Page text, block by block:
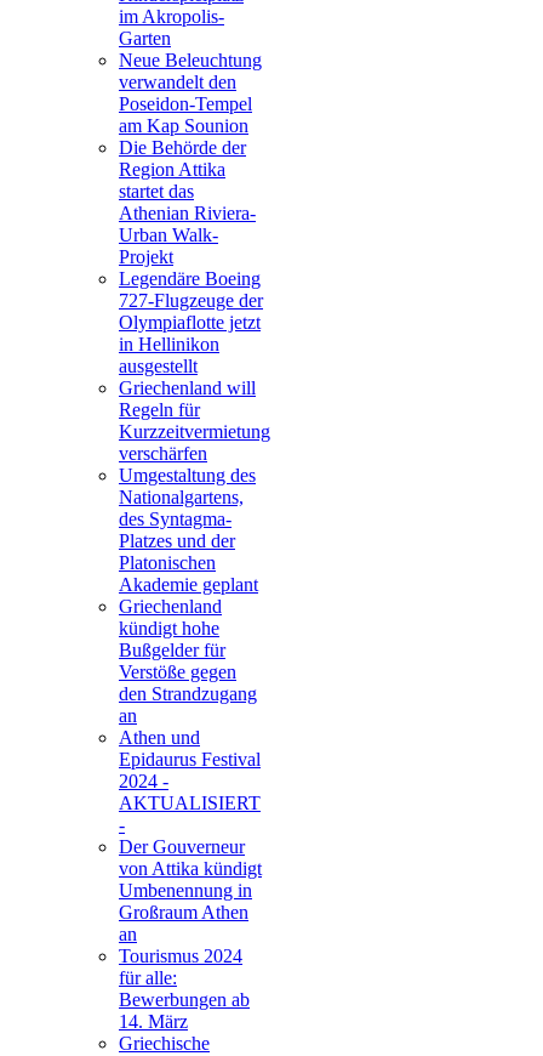
im Akropolis-
Garten
Neue Beleuchtung
verwandelt den
Poseidon-Tempel
am Kap Sounion
Die Behörde der
Region Attika
startet das
Athenian Riviera-
Urban Walk-
Projekt
Legendäre Boeing
727-Flugzeuge der
Olympiaflotte jetzt
in Hellinikon
ausgestellt
Griechenland will
Regeln für
Kurzzeitvermietung
verschärfen
Umgestaltung des
Nationalgartens,
des Syntagma-
Platzes und der
Platonischen
Akademie geplant
Griechenland
kündigt hohe
Bußgelder für
Verstöße gegen
den Strandzugang
an
Athen und
Epidaurus Festival
2024 -
AKTUALISIERT
-
Der Gouverneur
von Attika kündigt
Umbenennung in
Großraum Athen
an
Tourismus 2024
für alle:
Bewerbungen ab
14. März
Griechische